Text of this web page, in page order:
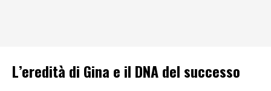
L’eredità di Gina e il DNA del successo